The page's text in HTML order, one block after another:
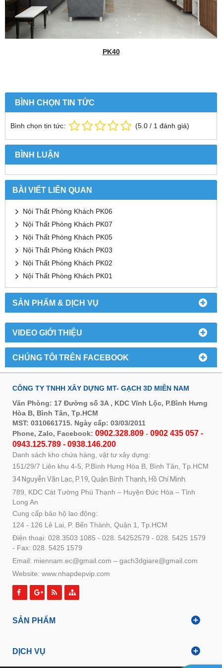
SẢN PHẨM & DỊCH VỤ
VIDEO GIỚI THIỆU
CHÚNG TÔI TRÊN FACEBOOK
PK40
BÌNH CHỌN TIN TỨC
Bình chọn tin tức: (5.0 / 1 đánh giá)
BÌNH LUẬN
BÀI VIẾT LIÊN QUAN
Nội Thất Phòng Khách PK06
Nội Thất Phòng Khách PK07
Nội Thất Phòng Khách PK05
Nội Thất Phòng Khách PK03
Nội Thất Phòng Khách PK02
Nội Thất Phòng Khách PK01
CÔNG TY TNHH XÂY DỰNG MT- GẠCH 3D MIỀN NAM
Văn Phòng: 17 Đường số 3A , KDC Vĩnh Lộc, P.Bình Hưng
Hòa B, Bình Tân, Tp.HCM
MST: 0310661715. Ngày cấp: 03/03/2011
Phone, Zalo, Facebook: 0902.328.809 - 0902 435 057 -
0943.125.789 - 0938.146.200
Danh sách kho chứa hàng, vật tư xây dựng:
151/29/7 Liên khu 4-5, P.Bình Hưng Hòa B, Bình Tân, Tp.HCM
34 Nguyễn Văn Lạc, P.19, Quận Bình Thạnh, Hồ Chí Minh.
789, KDC Cát Tường Phú Thạnh – Huyện Đức Hòa – Tỉnh
Long An
Cung cấp bảo hộ lao động:
124 - 126 Lê Lai, P. Bến Thành, Quận 1, Tp.HCM
Điện thoại: 028.3503 1085 - 028. 54252579 - 028. 5425 1579
- Fax: 028. 5425 1579
Email: miennam.ec@gmail.com – gach3dgiare@gmail.com
Website: www.nhapdepvip.com
SẢN PHẨM
DỊCH VỤ